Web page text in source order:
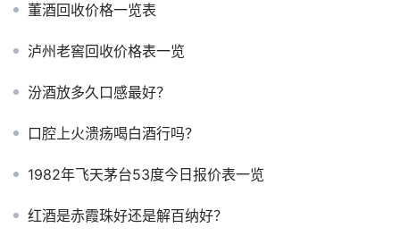
董酒回收价格一览表
泸州老窖回收价格表一览
汾酒放多久口感最好？
口腔上火溃疡喝白酒行吗？
1982年飞天茅台53度今日报价表一览
红酒是赤霞珠好还是解百纳好？